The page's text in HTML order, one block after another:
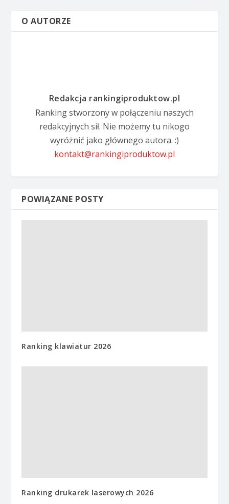
O AUTORZE
Redakcja rankingiproduktow.pl
Ranking stworzony w połączeniu naszych
redakcyjnych sił. Nie możemy tu nikogo
wyróżnić jako głównego autora. :)
kontakt@rankingiproduktow.pl
POWIĄZANE POSTY
Ranking klawiatur 2026
Ranking drukarek laserowych 2026